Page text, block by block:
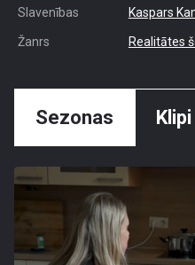
Slavenības Kaspars
Žanrs Realitātes
Sezonas Klipi